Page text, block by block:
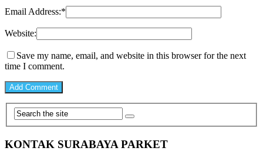
Email Address:*
Website:
Save my name, email, and website in this browser for the next
time I comment.
KONTAK SURABAYA PARKET